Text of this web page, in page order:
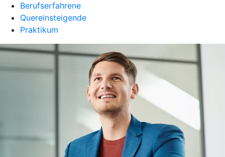
Berufserfahrene
Quereinsteigende
Praktikum